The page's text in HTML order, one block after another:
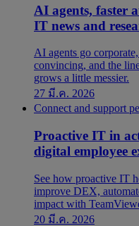
AI agents, faster
IT news and
AI agents go
convincing, and the
grows a little messier.
27 มี.ค. 2026
Connect and support
Proactive IT in
digital employee
See how proactive IT
improve DEX,
impact with
20 มี.ค. 2026